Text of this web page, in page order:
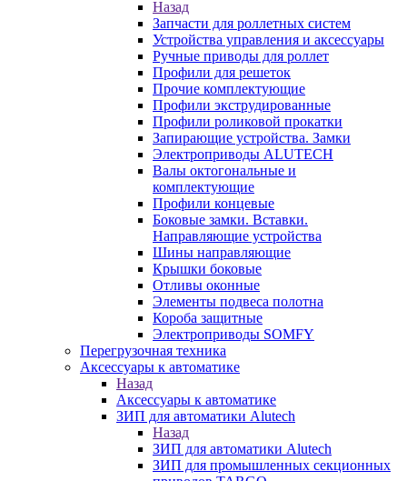
Назад
Запчасти для роллетных систем
Устройства управления и аксессуары
Ручные приводы для роллет
Профили для решеток
Прочие комплектующие
Профили экструдированные
Профили роликовой прокатки
Запирающие устройства. Замки
Электроприводы ALUTECH
Валы октогональные и
комплектующие
Профили концевые
Боковые замки. Вставки.
Направляющие устройства
Шины направляющие
Крышки боковые
Отливы оконные
Элементы подвеса полотна
Короба защитные
Электроприводы SOMFY
Перегрузочная техника
Аксессуары к автоматике
Назад
Аксессуары к автоматике
ЗИП для автоматики Alutech
Назад
ЗИП для автоматики Alutech
ЗИП для промышленных секционных